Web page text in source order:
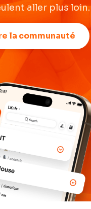
aller plus loin.
la communauté